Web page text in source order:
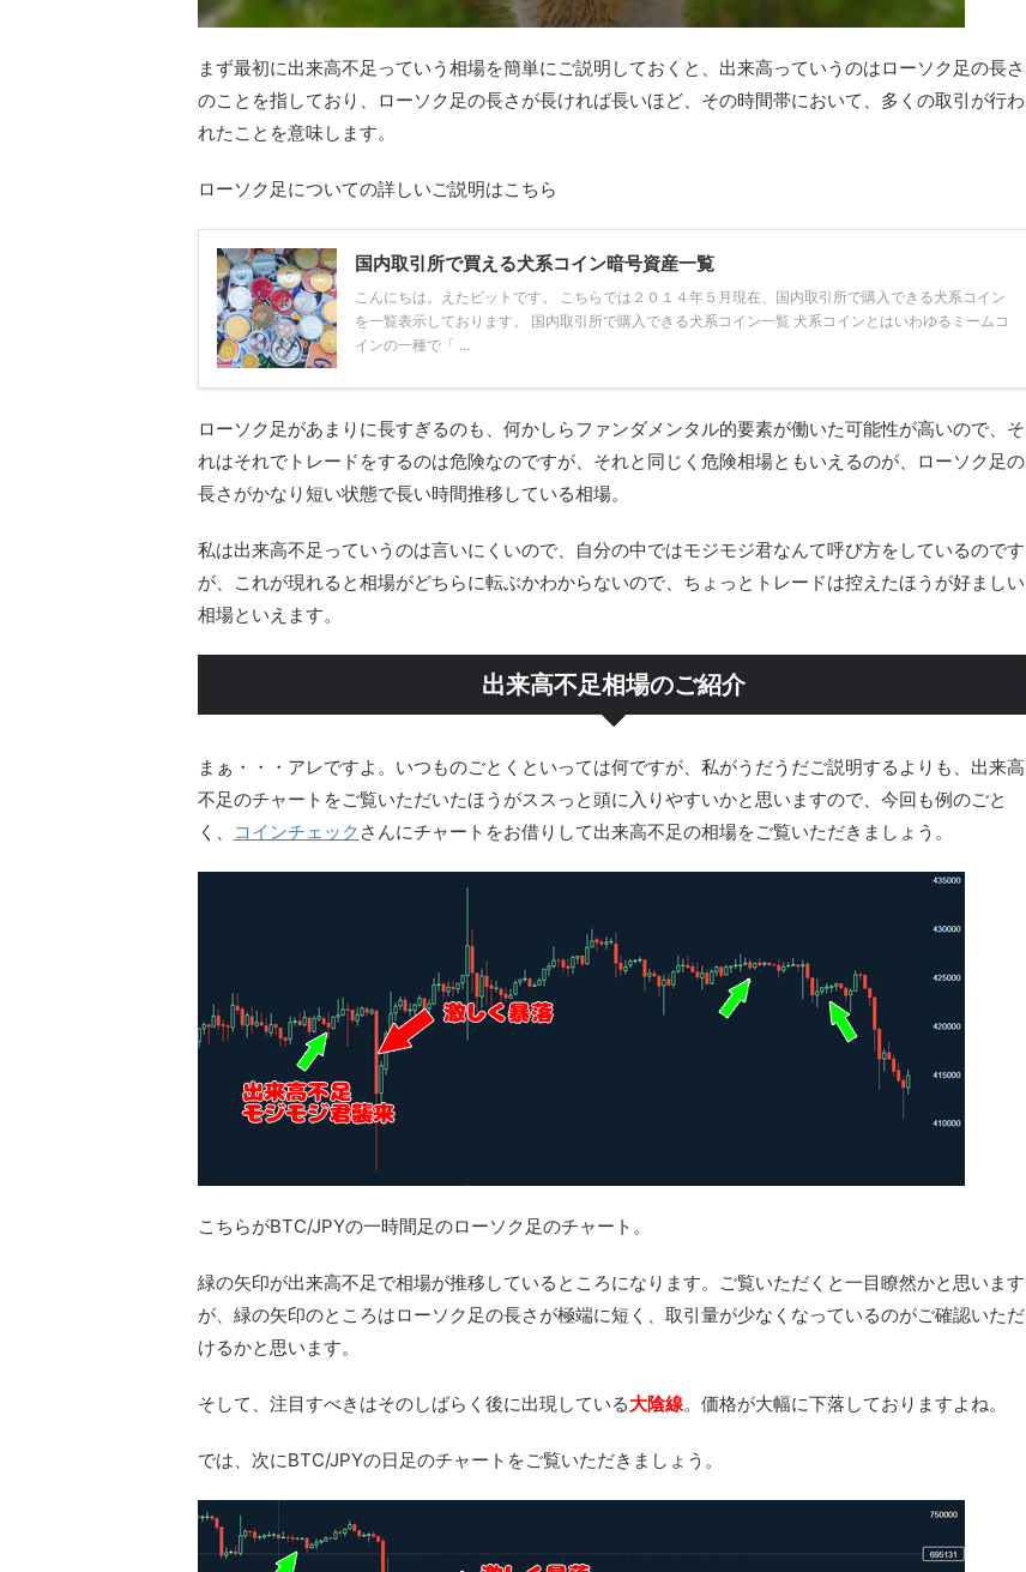
まず最初に出来高不足っていう相場を簡単にご説明しておくと、出来高っていうのはローソク足の長さ
のことを指しており、ローソク足の長さが長ければ長いほど、その時間帯において、多くの取引が行わ
れたことを意味します。
ローソク足についての詳しいご説明はこちら
国内取引所で買える犬系コイン暗号資産一覧
こんにちは。えたビットです。 こちらでは２０１４年５月現在、国内取引所で購入できる犬系コイン
を一覧表示しております。 国内取引所で購入できる犬系コイン一覧 犬系コインとはいわゆるミームコ
インの一種で「 ...
ローソク足があまりに長すぎるのも、何かしらファンダメンタル的要素が働いた可能性が高いので、そ
れはそれでトレードをするのは危険なのですが、それと同じく危険相場ともいえるのが、ローソク足の
長さがかなり短い状態で長い時間推移している相場。
私は出来高不足っていうのは言いにくいので、自分の中ではモジモジ君なんて呼び方をしているのです
が、これが現れると相場がどちらに転ぶかわからないので、ちょっとトレードは控えたほうが好ましい
相場といえます。
出来高不足相場のご紹介
まぁ・・・アレですよ。いつものごとくといっては何ですが、私がうだうだご説明するよりも、出来高
不足のチャートをご覧いただいたほうがススっと頭に入りやすいかと思いますので、今回も例のごと
く、
コインチェック さんにチャートをお借りして出来高不足の相場をご覧いただきましょう。
こちらがBTC/JPYの一時間足のローソク足のチャート。
緑の矢印が出来高不足で相場が推移しているところになります。ご覧いただくと一目瞭然かと思います
が、緑の矢印のところはローソク足の長さが極端に短く、取引量が少なくなっているのがご確認いただ
けるかと思います。
そして、注目すべきはそのしばらく後に出現している大陰線。価格が大幅に下落しておりますよね。
では、次にBTC/JPYの日足のチャートをご覧いただきましょう。